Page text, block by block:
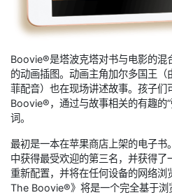
Boovie®是塔波克塔对书与电影的混
的动画插图。动画主角加尔多国王（
菲配音）也在现场讲述故事。孩子们
Boovie®，通过与故事相关的有趣的
词。
最初是一本在苹果商店上架的电子书
中获得最受欢迎的第三名，并获得
重新配置，并将在任何设备的网络浏
The Boovie®》将是一个完全基于浏